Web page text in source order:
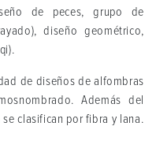
de peces, grupo de
diseño geométrico,
de diseños de alfombras
Además del
clasifican por fibra y lana.